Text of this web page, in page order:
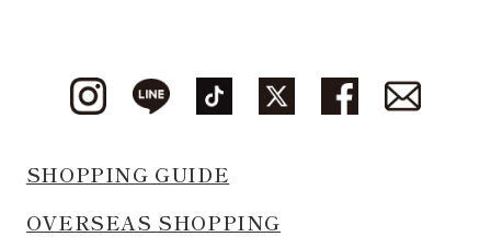
SHOPPING GUIDE
OVERSEAS SHOPPING